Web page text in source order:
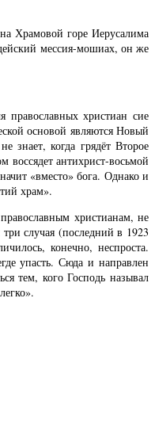
Храмовой горе Иерусалима
мессия-мошиах, он же
христиан сие
основой являются Новый
когда грядёт Второе
воссядет антихрист-восьмой
«вместо» бога. Однако и
храм».
христианам, не
случая (последний в 1923
конечно, неспроста.
упасть. Сюда и направлен
тем, кого Господь называл